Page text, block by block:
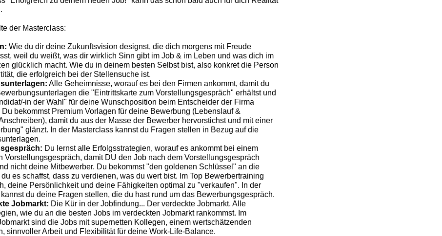
der Masterclass:
Wie du dir deine Zukunftsvision designst, die dich morgens mit Freude
weil du weißt, was dir wirklich Sinn gibt im Job & im Leben und was dich im
glücklich macht. Wie du in deinem besten Selbst bist, also konkret die Person
die erfolgreich bei der Stellensuche ist.
Alle Geheimnisse, worauf es bei den Firmen ankommt, damit du
die "Eintrittskarte zum Vorstellungsgespräch" erhältst und
in der Wahl" für deine Wunschposition beim Entscheider der Firma
Du bekommst Premium Vorlagen für deine Bewerbung (Lebenslauf &
damit du aus der Masse der Bewerber hervorstichst und mit einer
glänzt. In der Masterclass kannst du Fragen stellen in Bezug auf die
Du lernst alle Erfolgsstrategien, worauf es ankommt bei einem
Vorstellungsgespräch, damit DU den Job nach dem Vorstellungsgespräch
nicht deine Mitbewerber. Du bekommst "den goldenen Schlüssel" an die
es schaffst, dass zu verdienen, was du wert bist. Im Top Bewerbertraining
deine Persönlichkeit und deine Fähigkeiten optimal zu "verkaufen". In der
du deine Fragen stellen, die du hast rund um das Bewerbungsgespräch.
Jobmarkt: Die Kür in der Jobfindung... Der verdeckte Jobmarkt. Alle
wie du an die besten Jobs im verdeckten Jobmarkt rankommst. Im
sind die Jobs mit supernetten Kollegen, einem wertschätzenden
sinnvoller Arbeit und Flexibilität für deine Work-Life-Balance.